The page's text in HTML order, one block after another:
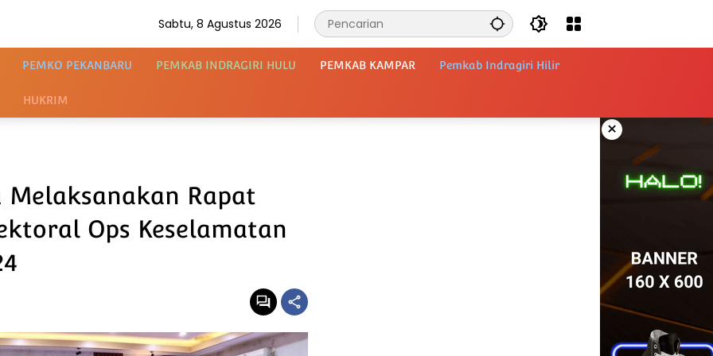
Sabtu, 8 Agustus 2026
PEMKO PEKANBARU PEMKAB INDRAGIRI HULU PEMKAB KAMPAR Pemkab Indragiri Hilir
HUKRIM
×
Melaksanakan Rapat
Ops Keselamatan